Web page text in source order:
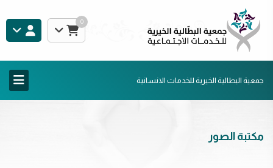
0
جمعية البطالية الخيرية للخدمات الانسانية
مكتبة الصور